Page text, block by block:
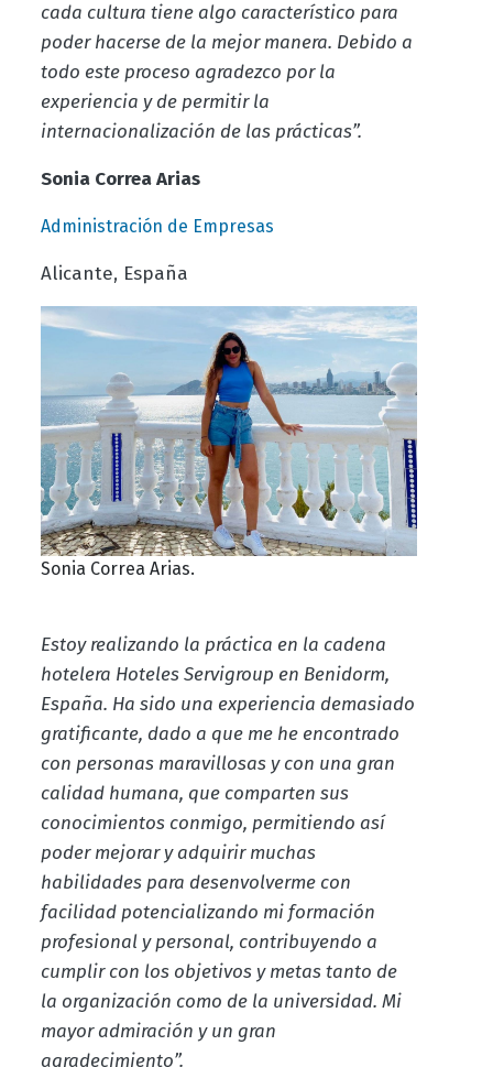
cada cultura tiene algo característico para
poder hacerse de la mejor manera. Debido a
todo este proceso agradezco por la
experiencia y de permitir la
internacionalización de las prácticas”.
Sonia Correa Arias
Administración de Empresas
Alicante, España
Sonia Correa Arias.
Estoy realizando la práctica en la cadena
hotelera Hoteles Servigroup en Benidorm,
España. Ha sido una experiencia demasiado
gratificante, dado a que me he encontrado
con personas maravillosas y con una gran
calidad humana, que comparten sus
conocimientos conmigo, permitiendo así
poder mejorar y adquirir muchas
habilidades para desenvolverme con
facilidad potencializando mi formación
profesional y personal, contribuyendo a
cumplir con los objetivos y metas tanto de
la organización como de la universidad. Mi
mayor admiración y un gran
agradecimiento”.